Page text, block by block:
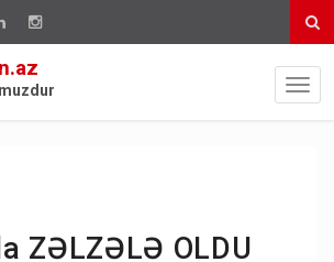
ZƏLZƏLƏ OLDU